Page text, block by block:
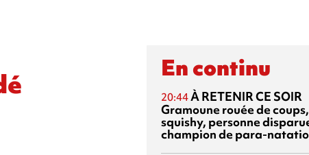
En continu
20:44À RETENIR CE SOIR
Gramoune rouée de
squishy, personne
champion de para-